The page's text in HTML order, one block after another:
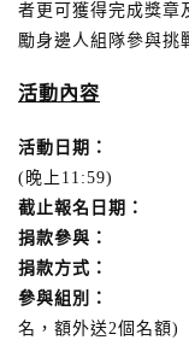
者更可獲得完成獎章
勵身邊人組隊參與挑
活動內容
活動日期 ：
1/11/
(晚上11:59)
截止報名日期：
捐款參與：
捐款
捐款方式：
於活
參與組別：
個人
名，額外送2個名額)